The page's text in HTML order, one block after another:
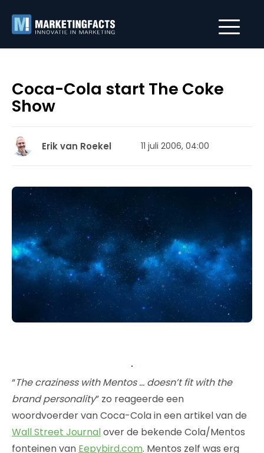
Coca-Cola start The Coke
Show
Erik van Roekel 11 juli 2006, 04:00
“The craziness with Mentos … doesn’t fit with the
brand personality” zo reageerde een
woordvoerder van Coca-Cola in een artikel van de
Wall Street Journalover de bekende Cola/Mentos
fonteinen van Eepybird.com. Mentos zelf was erg